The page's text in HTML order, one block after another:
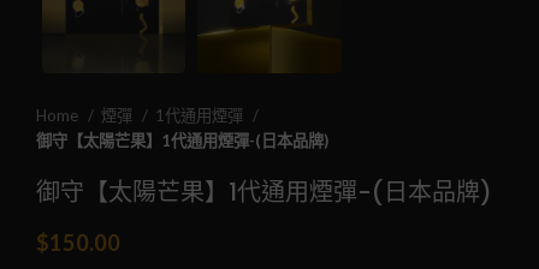
Home 煙彈
1代通用煙彈
御守【太陽芒果】1代通用煙彈-(日本品牌)
御守【太陽芒果】1代通用煙彈-(日本品牌)
$150.00